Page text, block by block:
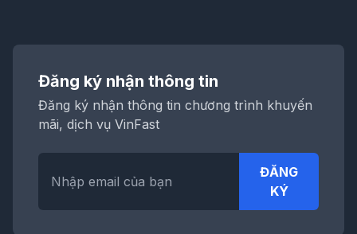
Đăng ký nhận thông tin
Đăng ký nhận thông tin chương trình khuyến
mãi, dịch vụ VinFast
ĐĂNG
KÝ